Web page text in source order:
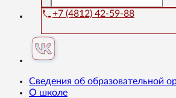
+7 (4812) 42-59-88
Сведения об образовательной
О школе